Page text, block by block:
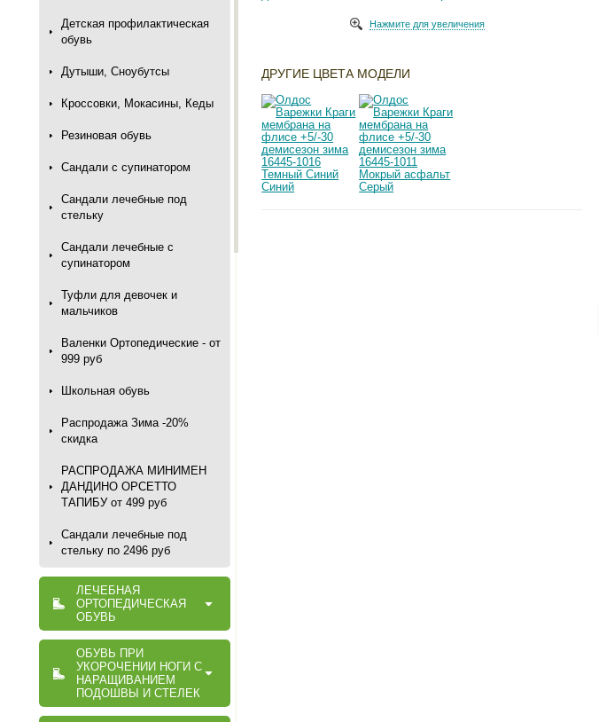
Детская профилактическая
обувь
Дутыши, Сноубутсы
Кроссовки, Мокасины, Кеды
Резиновая обувь
Сандали с супинатором
Сандали лечебные под
стельку
Сандали лечебные с
супинатором
Туфли для девочек и
мальчиков
Валенки Ортопедические - от
999 руб
Школьная обувь
Распродажа Зима -20%
скидка
РАСПРОДАЖА МИНИМЕН
ДАНДИНО ОРСЕТТО
ТАПИБУ от 499 руб
Сандали лечебные под
стельку по 2496 руб
ЛЕЧЕБНАЯ
ОРТОПЕДИЧЕСКАЯ
ОБУВЬ
ОБУВЬ ПРИ
УКОРОЧЕНИИ НОГИ С
НАРАЩИВАНИЕМ
ПОДОШВЫ И СТЕЛЕК
Нажмите для увеличения
ДРУГИЕ ЦВЕТА МОДЕЛИ
Синий Серый